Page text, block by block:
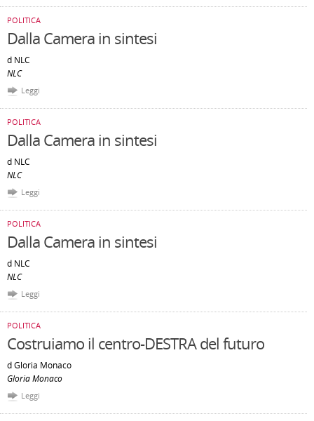
POLITICA
Dalla Camera in sintesi
d NLC
NLC
Leggi
POLITICA
Dalla Camera in sintesi
d NLC
NLC
Leggi
POLITICA
Dalla Camera in sintesi
d NLC
NLC
Leggi
POLITICA
Costruiamo il centro-DESTRA del futuro
d Gloria Monaco
Gloria Monaco
Leggi